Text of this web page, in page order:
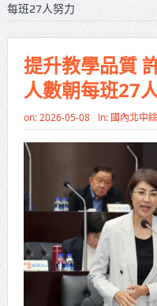
北市鮮奶週報
擴大至國中生
雙北合作里程
侯友宜蔣萬安攜
北形象館亮相
打鐵厝北側
動土創造千個就
高雄「三民運
邁、運動部長李
每班27人努力
提升教學品質
人數朝每班27
on: 2026-05-08 In: 國內北中